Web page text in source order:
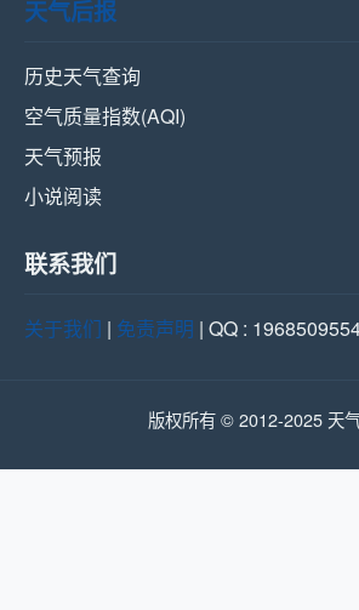
天气后报
历史天气查询
空气质量指数(AQI)
天气预报
小说阅读
联系我们
关于我们 | 免责声明 | QQ :
版权所有 © 2012-2025 天